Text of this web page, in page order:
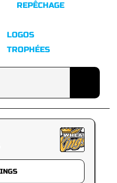
REPÊCHAGE
LOGOS
TROPHÉES